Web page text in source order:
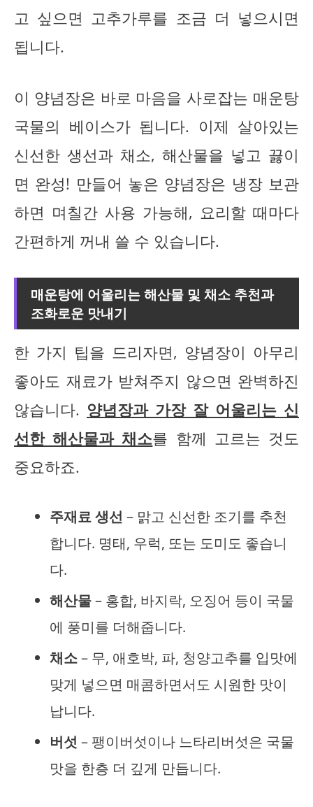
고 싶으면 고추가루를 조금 더 넣으시면
됩니다.
이 양념장은 바로 마음을 사로잡는 매운탕
국물의 베이스가 됩니다. 이제 살아있는
신선한 생선과 채소, 해산물을 넣고 끓이
면 완성! 만들어 놓은 양념장은 냉장 보관
하면 며칠간 사용 가능해, 요리할 때마다
간편하게 꺼내 쓸 수 있습니다.
매운탕에 어울리는 해산물 및 채소 추천과
조화로운 맛내기
한 가지 팁을 드리자면, 양념장이 아무리
좋아도 재료가 받쳐주지 않으면 완벽하진
않습니다. 양념장과 가장 잘 어울리는 신
선한 해산물과 채소를 함께 고르는 것도
중요하죠.
주재료 생선 – 맑고 신선한 조기를 추천
합니다. 명태, 우럭, 또는 도미도 좋습니
다.
해산물– 홍합, 바지락, 오징어 등이 국물
에 풍미를 더해줍니다.
채소– 무, 애호박, 파, 청양고추를 입맛에
맞게 넣으면 매콤하면서도 시원한 맛이
납니다.
버섯 – 팽이버섯이나 느타리버섯은 국물
맛을 한층 더 깊게 만듭니다.